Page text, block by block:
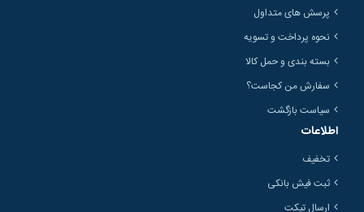
پرسش های متداول
نحوه پرداخت و تسویه
بسته بندی و حمل کالا
سفارش من کجاست؟
سیاست بازگشت
اطلاعات
تخفیف
ثبت فیش بانکی
ارسال تیکت